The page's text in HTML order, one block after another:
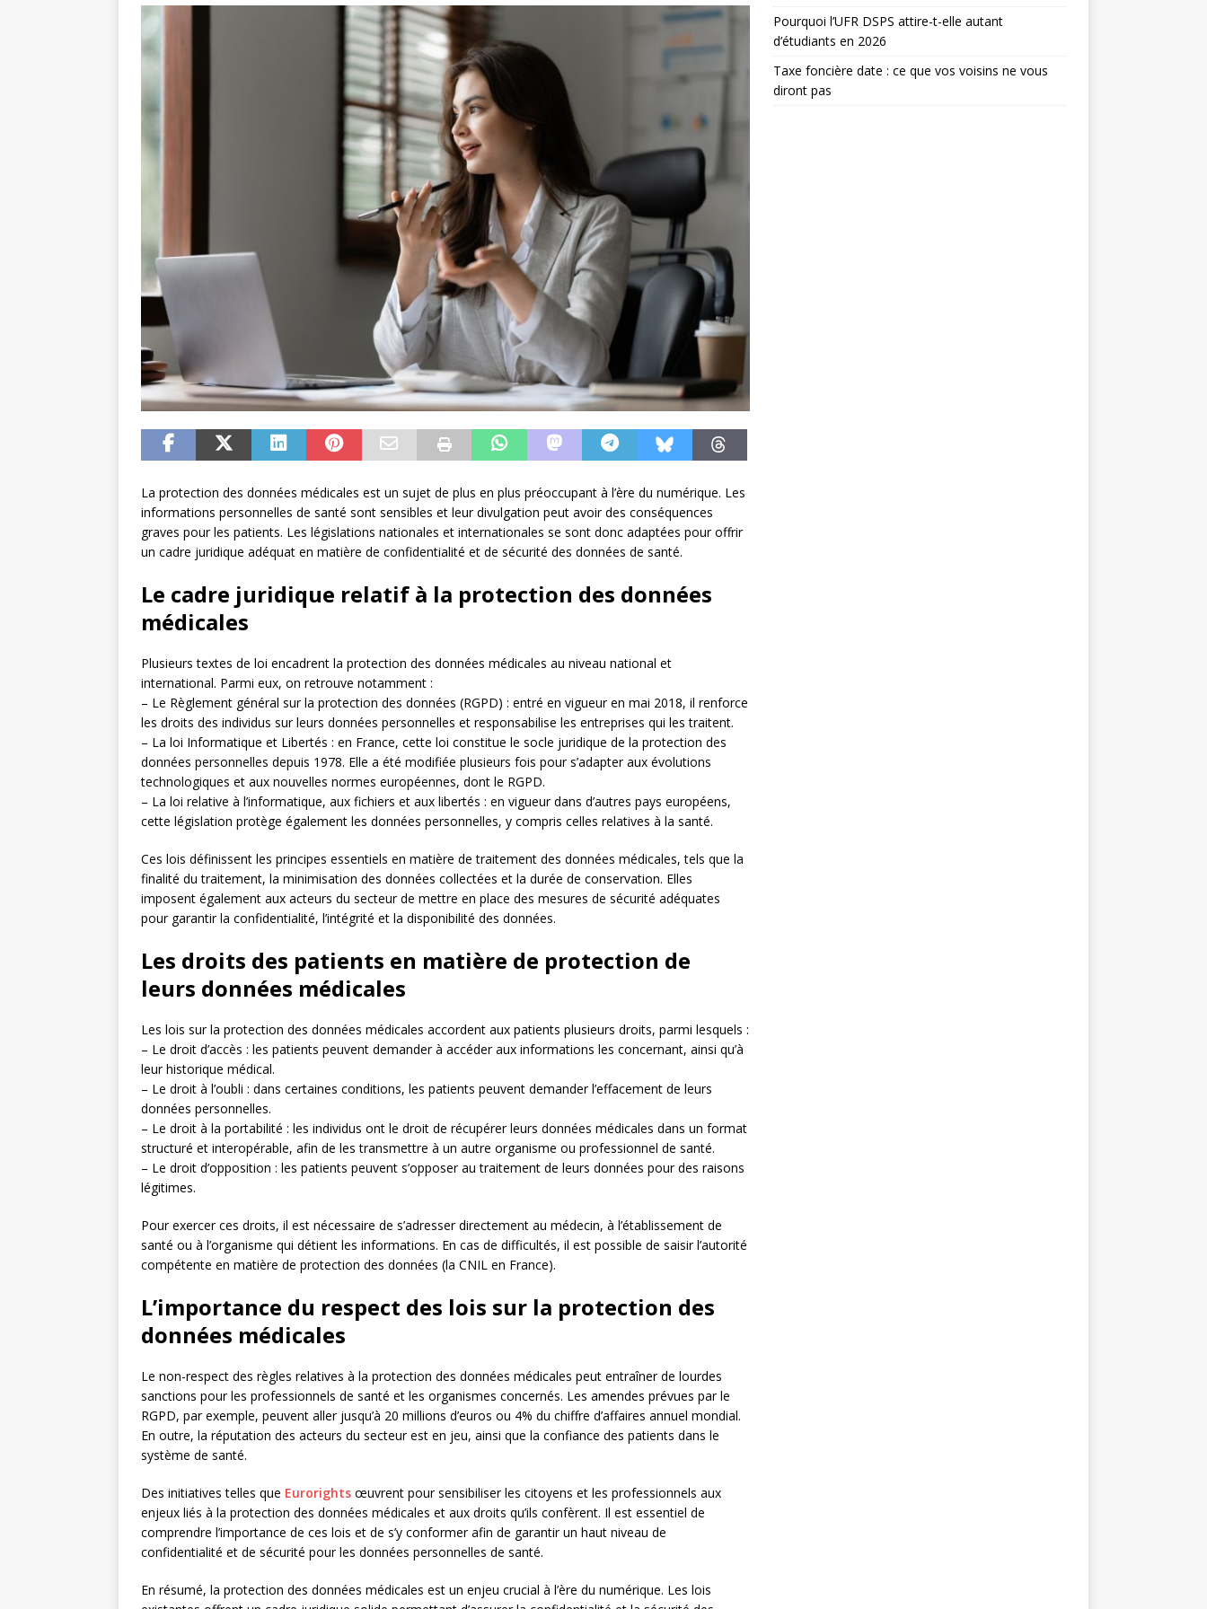
La protection des données médicales est un sujet de plus en plus préoccupant à l’ère du numérique. Les
informations personnelles de santé sont sensibles et leur divulgation peut avoir des conséquences
graves pour les patients. Les législations nationales et internationales se sont donc adaptées pour offrir
un cadre juridique adéquat en matière de confidentialité et de sécurité des données de santé.
Le cadre juridique relatif à la protection des données
médicales
Plusieurs textes de loi encadrent la protection des données médicales au niveau national et
international. Parmi eux, on retrouve notamment :
– Le Règlement général sur la protection des données (RGPD) : entré en vigueur en mai 2018, il renforce
les droits des individus sur leurs données personnelles et responsabilise les entreprises qui les traitent.
– La loi Informatique et Libertés : en France, cette loi constitue le socle juridique de la protection des
données personnelles depuis 1978. Elle a été modifiée plusieurs fois pour s’adapter aux évolutions
technologiques et aux nouvelles normes européennes, dont le RGPD.
– La loi relative à l’informatique, aux fichiers et aux libertés : en vigueur dans d’autres pays européens,
cette législation protège également les données personnelles, y compris celles relatives à la santé.
Ces lois définissent les principes essentiels en matière de traitement des données médicales, tels que la
finalité du traitement, la minimisation des données collectées et la durée de conservation. Elles
imposent également aux acteurs du secteur de mettre en place des mesures de sécurité adéquates
pour garantir la confidentialité, l’intégrité et la disponibilité des données.
Les droits des patients en matière de protection de
leurs données médicales
Les lois sur la protection des données médicales accordent aux patients plusieurs droits, parmi lesquels :
– Le droit d’accès : les patients peuvent demander à accéder aux informations les concernant, ainsi qu’à
leur historique médical.
– Le droit à l’oubli : dans certaines conditions, les patients peuvent demander l’effacement de leurs
données personnelles.
– Le droit à la portabilité : les individus ont le droit de récupérer leurs données médicales dans un format
structuré et interopérable, afin de les transmettre à un autre organisme ou professionnel de santé.
– Le droit d’opposition : les patients peuvent s’opposer au traitement de leurs données pour des raisons
légitimes.
Pour exercer ces droits, il est nécessaire de s’adresser directement au médecin, à l’établissement de
santé ou à l’organisme qui détient les informations. En cas de difficultés, il est possible de saisir l’autorité
compétente en matière de protection des données (la CNIL en France).
L’importance du respect des lois sur la protection des
données médicales
Le non-respect des règles relatives à la protection des données médicales peut entraîner de lourdes
sanctions pour les professionnels de santé et les organismes concernés. Les amendes prévues par le
RGPD, par exemple, peuvent aller jusqu’à 20 millions d’euros ou 4% du chiffre d’affaires annuel mondial.
En outre, la réputation des acteurs du secteur est en jeu, ainsi que la confiance des patients dans le
système de santé.
Des initiatives telles que Eurorights œuvrent pour sensibiliser les citoyens et les professionnels aux
enjeux liés à la protection des données médicales et aux droits qu’ils confèrent. Il est essentiel de
comprendre l’importance de ces lois et de s’y conformer afin de garantir un haut niveau de
confidentialité et de sécurité pour les données personnelles de santé.
En résumé, la protection des données médicales est un enjeu crucial à l’ère du numérique. Les lois
Pourquoi l’UFR DSPS attire-t-elle autant
d’étudiants en 2026
Taxe foncière date : ce que vos voisins ne vous
diront pas